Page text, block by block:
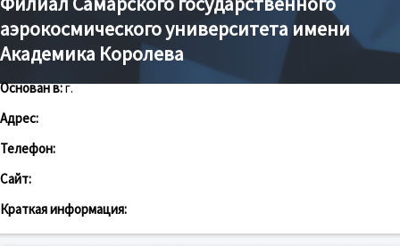
аэрокосмического университета имени
Академика Королева
Основан в:г.
Адрес:
Телефон:
Сайт:
Краткая информация: